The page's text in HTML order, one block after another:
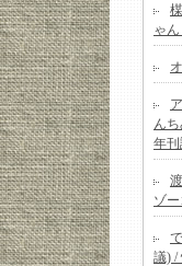
ゃ
ん
年
ゾ
議) /